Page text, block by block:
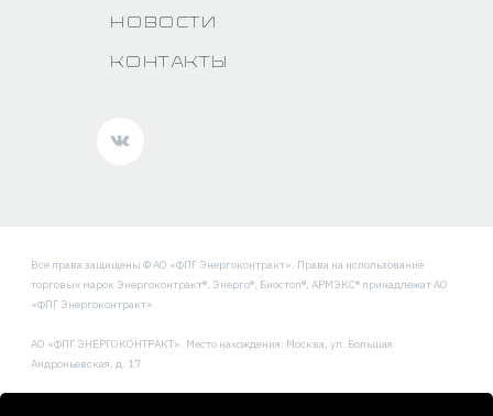
Новости
Контакты
Все права защищены © АО «ФПГ Энергоконтракт». Права на использование
торговых марок Энергоконтракт®, Энерго®, Биостоп®, АРМЭКС® принадлежат АО
«ФПГ Энергоконтракт».
АО «ФПГ ЭНЕРГОКОНТРАКТ». Место нахождения: Москва, ул. Большая
Андроньевская, д. 17